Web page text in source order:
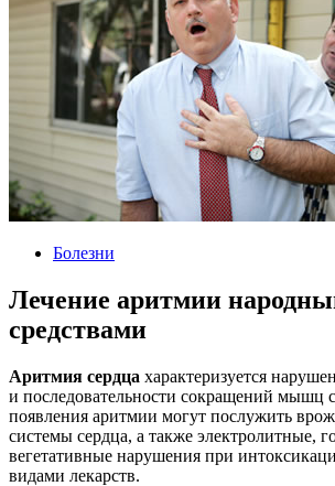
Болезни
Лечение аритмии
средствами
Аритмия сердца характеризуется
и последовательности сокращений мышц
появления аритмии могут послужить
системы сердца, а также электролитные,
вегетативные нарушения при
видами лекарств.